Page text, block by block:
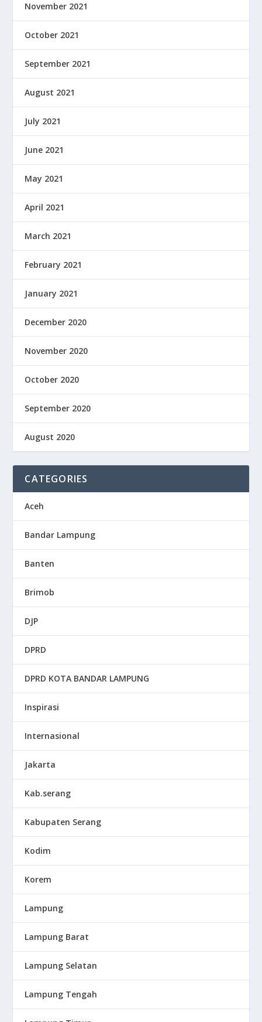
November 2021
October 2021
September 2021
August 2021
July 2021
June 2021
May 2021
April 2021
March 2021
February 2021
January 2021
December 2020
November 2020
October 2020
September 2020
August 2020
CATEGORIES
Aceh
Bandar Lampung
Banten
Brimob
DJP
DPRD
DPRD KOTA BANDAR LAMPUNG
Inspirasi
Internasional
Jakarta
Kab.serang
Kabupaten Serang
Kodim
Korem
Lampung
Lampung Barat
Lampung Selatan
Lampung Tengah